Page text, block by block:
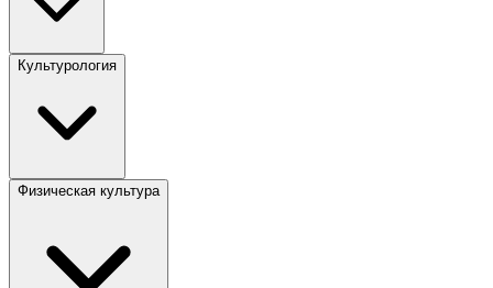
Культурология
Физическая культура